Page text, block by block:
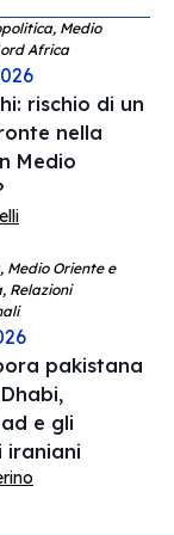
Medio
Africa
rischio di un
nella
Medio
Medio Oriente e
Relazioni
pakistana
e gli
iraniani